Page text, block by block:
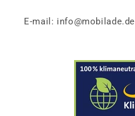
E-mail: info@mobilade.de